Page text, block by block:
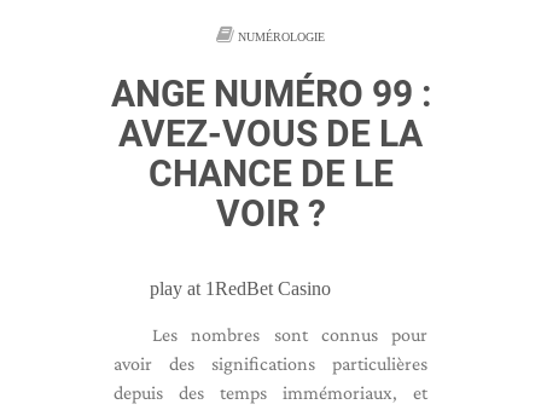
NUMÉROLOGIE
ANGE NUMÉRO 99 :
AVEZ-VOUS DE LA
CHANCE DE LE
VOIR ?
play at 1RedBet Casino
Les nombres sont connus pour
avoir des significations particulières
depuis des temps immémoriaux, et